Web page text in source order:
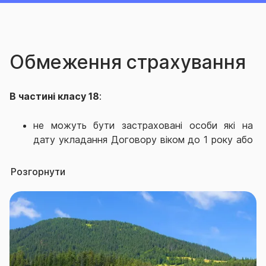
Обмеження страхування
В частині класу 18:
не можуть бути застраховані особи які на
дату укладання Договору віком до 1 року або
особи, визначені у встановленому законом
не можна застрахувати осіб, які будуть
займатись наступними видами
екстремального відпочинку/спорту:
альпінізмом, скелелазанням, парашутним
спортом, дельтапланеризмом,
Розгорнути